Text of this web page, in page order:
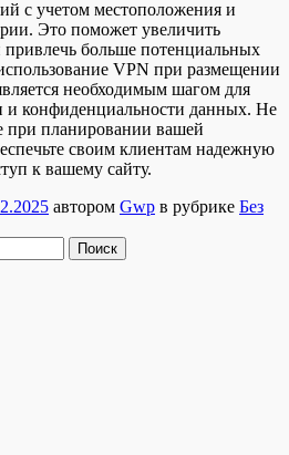
с учетом местоположения и
Это поможет увеличить
больше потенциальных
VPN при размещении
необходимым шагом для
и конфиденциальности данных. Не
при планировании вашей
своим клиентам надежную
к вашему сайту.
автором Gwp в рубрике Без